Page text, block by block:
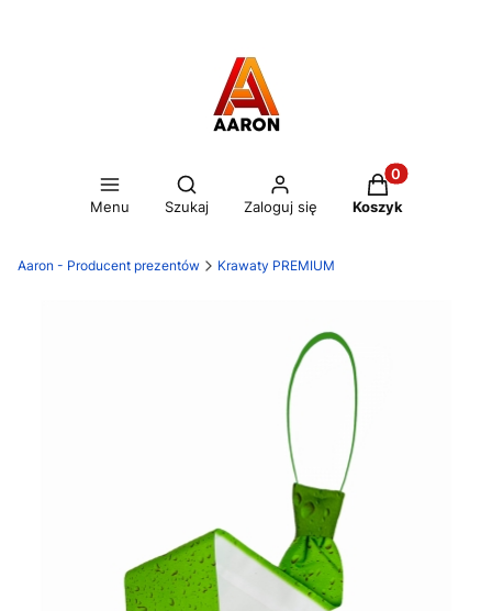
Menu
Otwórz wyszukiwarkę
Szukaj Zaloguj się
Produkty w
Koszyk
Aaron - Producent prezentów Krawaty PREMIUM